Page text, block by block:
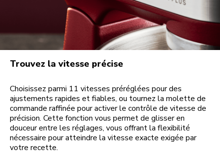
Trouvez la vitesse précise
Choisissez parmi 11 vitesses préréglées pour des
ajustements rapides et fiables, ou tournez la molette de
commande raffinée pour activer le contrôle de vitesse de
précision. Cette fonction vous permet de glisser en
douceur entre les réglages, vous offrant la flexibilité
nécessaire pour atteindre la vitesse exacte exigée par
votre recette.